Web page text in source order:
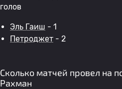
голов
Эль Гаиш - 1
Петроджет - 2
Сколько матчей провел на
Рахман